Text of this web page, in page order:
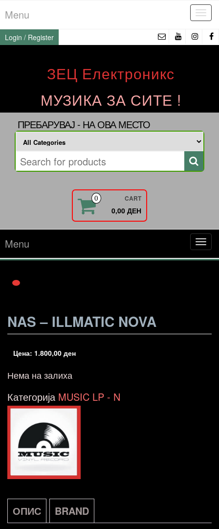
to
the
content
Menu
Login / Register
ЗЕЦ Електроникс
МУЗИКА ЗА СИТЕ !
ПРЕБАРУВАЈ - НА ОВА МЕСТО
0 CART
0,00 ДЕН
Menu
NAS – ILLMATIC NOVA
Цена: 1.800,00 ден
Нема на залиха
Категорија MUSIC LP - N
ОПИС BRAND